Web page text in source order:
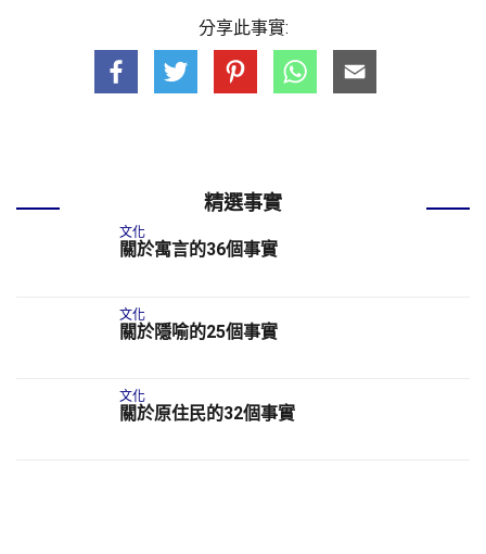
分享此事實:
精選事實
文化
關於寓言的36個事實
文化
關於隱喻的25個事實
文化
關於原住民的32個事實